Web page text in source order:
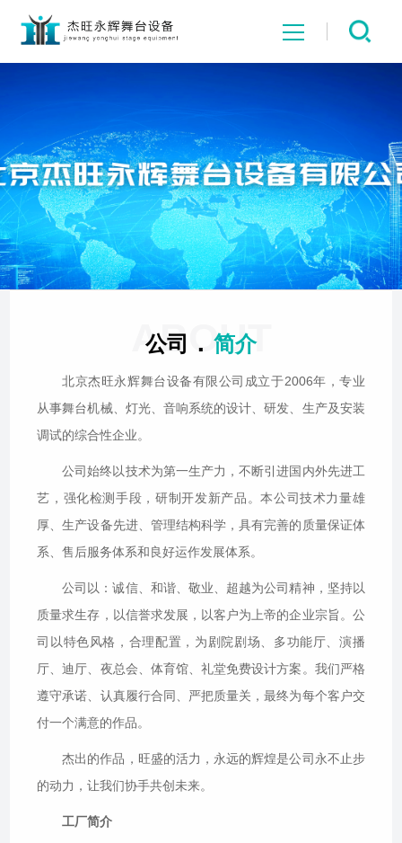
关于我们
舞台产品
工程业绩
联系我们
ABOUT
公司 . 简介
北京杰旺永辉舞台设备有限公司成立于2006年，专业
从事舞台机械、灯光、音响系统的设计、研发、生产及安装
调试的综合性企业。
公司始终以技术为第一生产力，不断引进国内外先进工
艺，强化检测手段，研制开发新产品。本公司技术力量雄
厚、生产设备先进、管理结构科学，具有完善的质量保证体
系、售后服务体系和良好运作发展体系。
公司以：诚信、和谐、敬业、超越为公司精神，坚持以
质量求生存，以信誉求发展，以客户为上帝的企业宗旨。公
司以特色风格，合理配置，为剧院剧场、多功能厅、演播
厅、迪厅、夜总会、体育馆、礼堂免费设计方案。我们严格
遵守承诺、认真履行合同、严把质量关，最终为每个客户交
付一个满意的作品。
杰出的作品，旺盛的活力，永远的辉煌是公司永不止步
的动力，让我们协手共创未来。
工厂简介